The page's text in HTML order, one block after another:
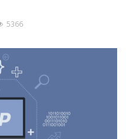
5366